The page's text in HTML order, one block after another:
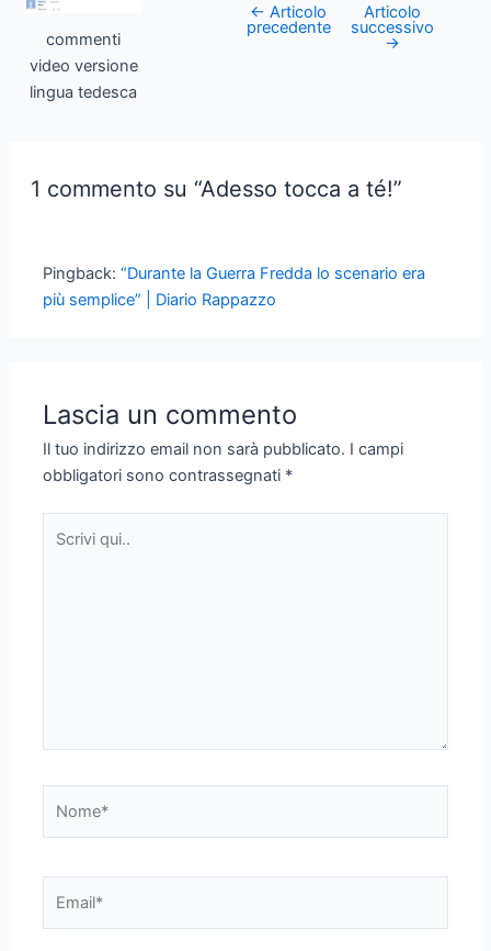
commenti
video versione
lingua tedesca
Post
navigation
← Articolo
precedente
Articolo
successivo
→
1 commento su “Adesso tocca a té!”
Pingback:“Durante la Guerra Fredda lo scenario era
più semplice” | Diario Rappazzo
Lascia un commento
Il tuo indirizzo email non sarà pubblicato. I campi
obbligatori sono contrassegnati *
qui..